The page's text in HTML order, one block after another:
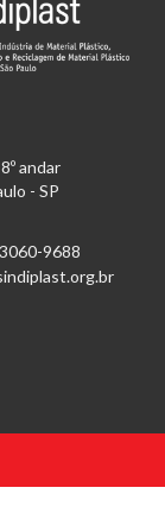
andar
- SP
9688